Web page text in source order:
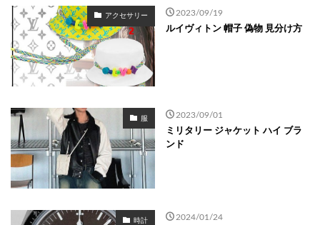
アクセサリー 2023/09/19
ルイヴィトン 帽子 偽物 見分け方
服 2023/09/01
ミリタリー ジャケット ハイ ブラ
ンド
時計 2024/01/24